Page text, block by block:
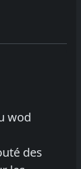
wod
des